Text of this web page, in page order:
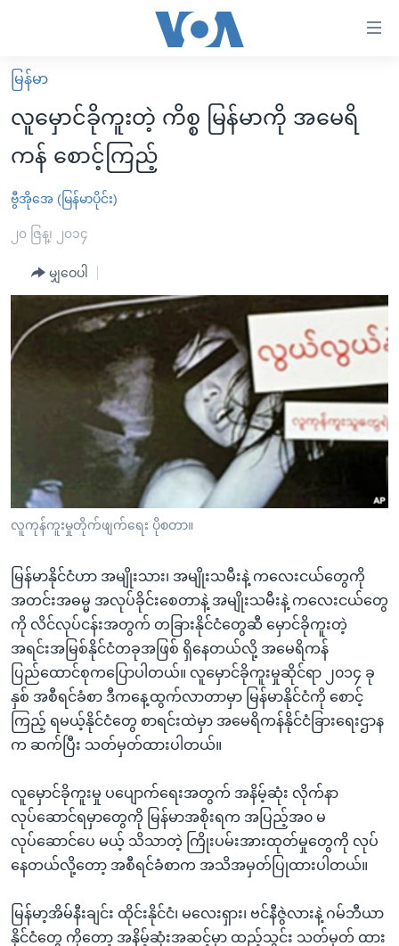
လွယ်ကူ
စေ
သည့်
များ
ပင်မ
ကြည့်
ရန်
ကျော်
ကြည့်
ရှာဖွေ
ရန်
နေရာ
သို့
ကျော်
ရန်
မူလစာမျက်နှာ
မြန်မာ
ကမ္ဘာ့သတင်းများ
နိုင်ငံတကာ
အမေရိကန်
အစ္စရေး-ပါလက်စတိုင်း
ဗွီဒီယို
သတင်းလွတ်လပ်ခွင့်
အင်္ဂလိပ်စာလေ့လာမယ်
အမေရိကန်သုံးအီဒီယံ
မကြေးမုံရဲ့ အင်္ဂလိပ်စာ
ရုပ်ရှင်ထဲက အင်္ဂလိပ်စာ
သုတပဒေသာ အင်္ဂလိပ်စာ
အပတ်စဉ်ကဏ္ဍများ
ရေဒီယိုနှင့်ရုပ်သံ အချက်အလက်များ
ရေဒီယို/တီဗွီအစီအစဉ်
Learning English
ဗွီအိုအေ လူမှုကွန်ယက်များ
ဘာသာစကားများ
မြန်မာ
လူမှောင်ခိုကူးတဲ့ ကိစ္စ မြန်မာကို အမေရိ
ကန် စောင့်ကြည့်
ဗွီအိုအေ (မြန်မာပိုင်း)
၂၀ ဇြန္၊ ၂၀၁၄
မျှဝေပါ
လူကုန်ကူးမှုတိုက်ဖျက်ရေး ပိုစတာ။
မြန်မာနိုင်ငံဟာ အမျိုးသား၊ အမျိုးသမီးနဲ့ ကလေးငယ်တွေကို
အတင်းအဓမ္မ အလုပ်ခိုင်းစေတာနဲ့ အမျိုးသမီးနဲ့ ကလေးငယ်တွေ
ကို လိင်လုပ်ငန်းအတွက် တခြားနိုင်ငံတွေဆီ မှောင်ခိုကူးတဲ့
အရင်းအမြစ်နိုင်ငံတခုအဖြစ် ရှိနေတယ်လို့ အမေရိကန်
ပြည်ထောင်စုကပြောပါတယ်။ လူမှောင်ခိုကူးမှုဆိုင်ရာ ၂၀၁၄ ခု
နှစ် အစီရင်ခံစာ ဒီကနေ့ထွက်လာတာမှာ မြန်မာနိုင်ငံကို စောင့်
ကြည့် ရမယ့်နိုင်ငံတွေ စာရင်းထဲမှာ အမေရိကန်နိုင်ငံခြားရေးဌာန
က ဆက်ပြီး သတ်မှတ်ထားပါတယ်။
လူမှောင်ခိုကူးမှု ပပျောက်ရေးအတွက် အနိမ့်ဆုံး လိုက်နာ
လုပ်ဆောင်ရမှာတွေကို မြန်မာအစိုးရက အပြည့်အ၀ မ
လုပ်ဆောင်ပေ မယ့် သိသာတဲ့ ကြိုးပမ်းအားထုတ်မှုတွေကို လုပ်
နေတယ်လို့တော့ အစီရင်ခံစာက အသိအမှတ်ပြုထားပါတယ်။
မြန်မာ့အိမ်နီးချင်း ထိုင်းနိုင်ငံ၊ မလေးရှား၊ ဗင်နီဇွဲလားနဲ့ ဂမ်ဘီယာ
နိုင်ငံတွေ ကိုတော့ အနိမ့်ဆုံးအဆင့်မှာ ထည့်သွင်း သတ်မှတ် ထား